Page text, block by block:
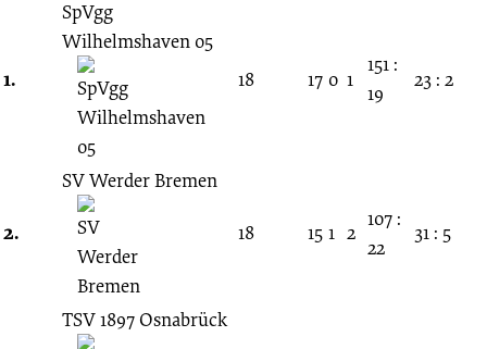
Spieltag
06.09.1942
1942/1943
(Gauliga
1.
SpVgg
Wilhelmshaven 05
18
17 0 1
151 :
19
23 : 2
2.
SV Werder Bremen
18 15 1 2
107 :
22
31 : 5
TSV 1897 Osnabrück